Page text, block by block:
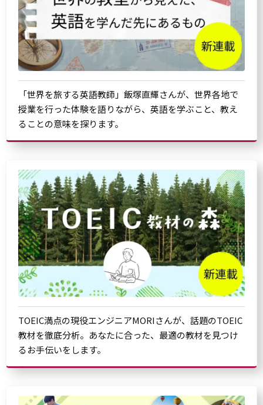
「世界を旅する英語教師」飯塚直輝さんが、世界各地で
授業を行った体験を語りながら、英語を学ぶこと、教え
ることの意味を探ります。
TOEIC満点の現役エンジニアMORIさんが、話題のTOEIC
教材を徹底分析。あなたに合った、最適の教材を見つけ
るお手伝いをします。